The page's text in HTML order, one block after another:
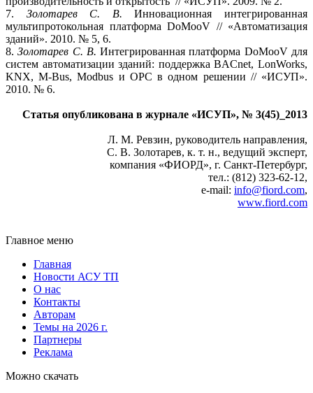
7. Золотарев С. В. Инновационная интегрированная
мультипротокольная платформа DoMooV // «Автоматизация
зданий». 2010. № 5, 6.
8.Золотарев С. В.Интегрированная платформа DoMooV для
систем автоматизации зданий: поддержка BACnet, LonWorks,
KNX, M‑Bus, Modbus и OPC в одном решении // «ИСУП».
2010. № 6.
Статья опубликована в журнале «ИСУП», № 3(45)_2013
Л. М. Ревзин, руководитель направления,
С. В. Золотарев, к. т. н., ведущий эксперт,
компания «ФИОРД», г. Санкт-Петербург,
тел.: (812) 323‑62‑12,
e‑mail: info@fiord.com,
www.fiord.com
Главное меню
Главная
Новости АСУ ТП
О нас
Контакты
Авторам
Темы на 2026 г.
Партнеры
Реклама
Можно скачать